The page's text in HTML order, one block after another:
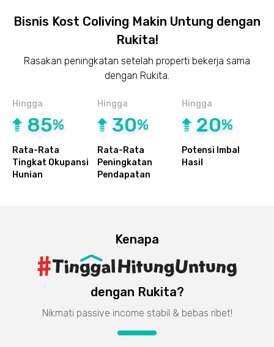
Bisnis Kost Coliving Makin Untung dengan
Rukita!
Rasakan peningkatan setelah properti bekerja sama
dengan Rukita.
Hingga
85%
Rata-Rata
Tingkat Okupansi
Hunian
Hingga
30%
Rata-Rata
Peningkatan
Pendapatan
Hingga
20%
Potensi Imbal
Hasil
Kenapa
dengan Rukita?
Nikmati passive income stabil & bebas ribet!